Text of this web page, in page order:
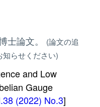
士論文。
(論文の追
らせください)
and Low
Gauge
(2022) No.3]